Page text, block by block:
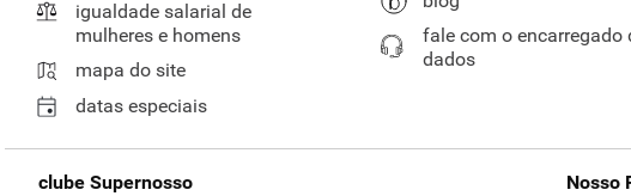
igualdade salarial de
mulheres e homens
mapa do site
datas especiais
fale com o encarregado
dados
clube Supernosso Nosso